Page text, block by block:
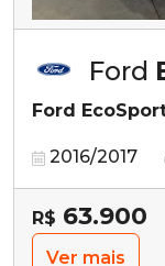
Ford
Ford
2016/2017
R$ 63.900
Ver mais